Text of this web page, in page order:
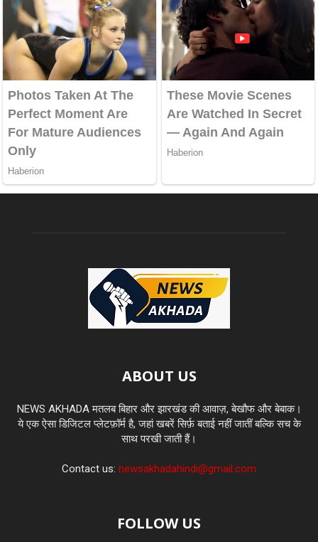
ABOUT US
NEWS AKHADA मतलब बिहार और झारखंड की आवाज़, बेखौफ और बेबाक।
ये एक ऐसा डिजिटल प्लेटफ़ॉर्म है, जहां खबरें सिर्फ़ बताई नहीं जातीं बल्कि सच के
साथ परखी जाती हैं।
Contact us: newsakhadahindi@gmail.com
FOLLOW US